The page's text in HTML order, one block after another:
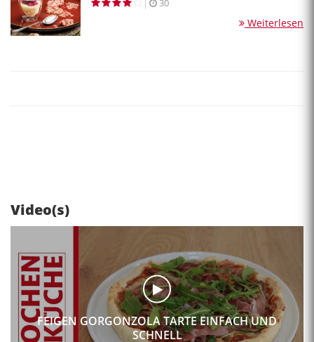
30
Weiterlesen
Video(s)
FEIGEN GORGONZOLA TARTE EINFACH UND
SCHNELL